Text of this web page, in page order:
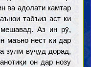
ва адолати камтар
табъиз аст ки
Аз ин рӯ,
маъно нест ки дар
зулм вуҷуд дорад,
он дар нозу